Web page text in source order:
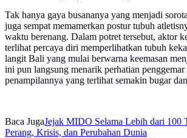
Tak hanya gaya busananya yang menjadi
juga sempat memamerkan postur tubuh
waktu berenang. Dalam potret tersebut, aktor
terlihat percaya diri memperlihatkan tubuh
langit Bali yang mulai berwarna keemasan
ini pun langsung menarik perhatian
penampilannya yang terlihat semakin bugar
Baca JugaJejak MIDO Selama Lebih dari 100
Perang, Krisis, dan Perubahan Dunia